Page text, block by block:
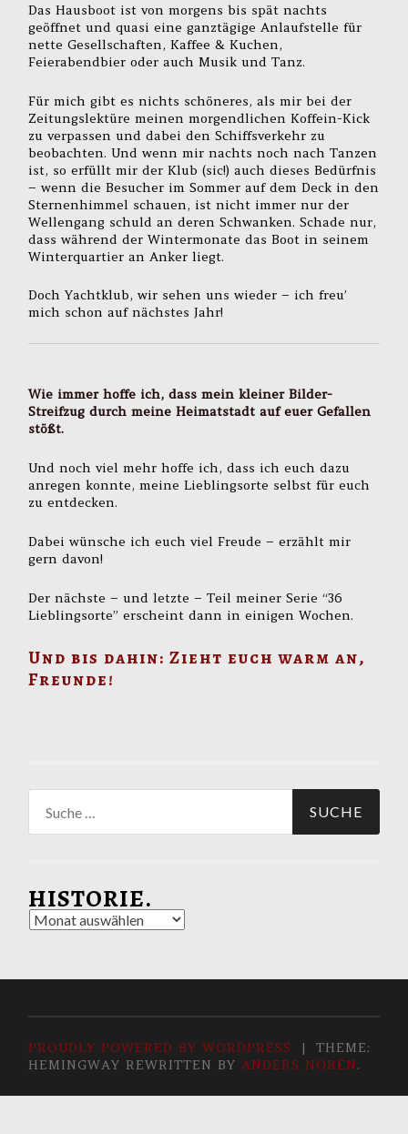
Das Hausboot ist von morgens bis spät nachts
geöffnet und quasi eine ganztägige Anlaufstelle für
nette Gesellschaften, Kaffee & Kuchen,
Feierabendbier oder auch Musik und Tanz.
Für mich gibt es nichts schöneres, als mir bei der
Zeitungslektüre meinen morgendlichen Koffein-Kick
zu verpassen und dabei den Schiffsverkehr zu
beobachten. Und wenn mir nachts noch nach Tanzen
ist, so erfüllt mir der Klub (sic!) auch dieses Bedürfnis
– wenn die Besucher im Sommer auf dem Deck in den
Sternenhimmel schauen, ist nicht immer nur der
Wellengang schuld an deren Schwanken. Schade nur,
dass während der Wintermonate das Boot in seinem
Winterquartier an Anker liegt.
Doch Yachtklub, wir sehen uns wieder – ich freu’
mich schon auf nächstes Jahr!
Wie immer hoffe ich, dass mein kleiner Bilder-
Streifzug durch meine Heimatstadt auf euer Gefallen
stößt.
Und noch viel mehr hoffe ich, dass ich euch dazu
anregen konnte, meine Lieblingsorte selbst für euch
zu entdecken.
Dabei wünsche ich euch viel Freude – erzählt mir
gern davon!
Der nächste – und letzte – Teil meiner Serie “36
Lieblingsorte” erscheint dann in einigen Wochen.
Und bis dahin: Zieht euch warm an,
Freunde!
nach:
HISTORIE.
Historie.
PROUDLY POWERED BY WORDPRESS |
THEME:
HEMINGWAY REWRITTEN BYANDERS NORÉN.